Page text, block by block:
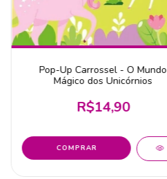
Pop-Up Carrossel - O Mundo
Mágico dos Unicórnios
R$14,90